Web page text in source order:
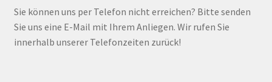
Sie können uns per Telefon nicht erreichen? Bitte senden
Sie uns eine E-Mail mit Ihrem Anliegen. Wir rufen Sie
innerhalb unserer Telefonzeiten zurück!